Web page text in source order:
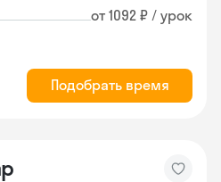
от 1092 ₽ / урок
Подобрать время